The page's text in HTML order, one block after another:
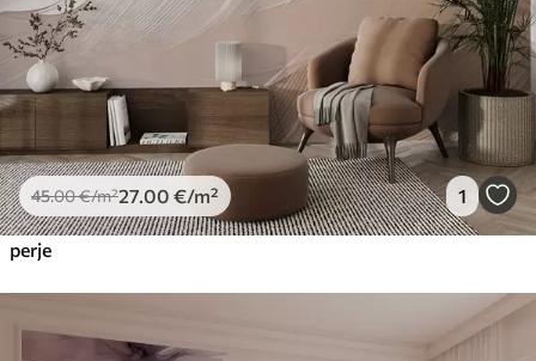
45.00€/m²27 .00 €/m² 1
perje